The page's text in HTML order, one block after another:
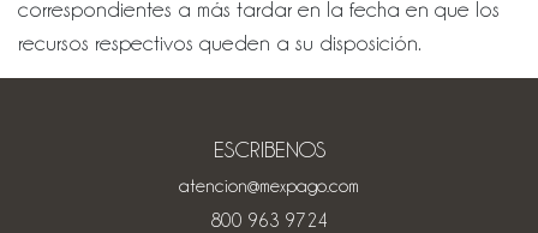
correspondientes a más tardar en la fecha en que los
recursos respectivos queden a su disposición.
ESCRIBENOS
atencion@mexpago.com
800 963 9724